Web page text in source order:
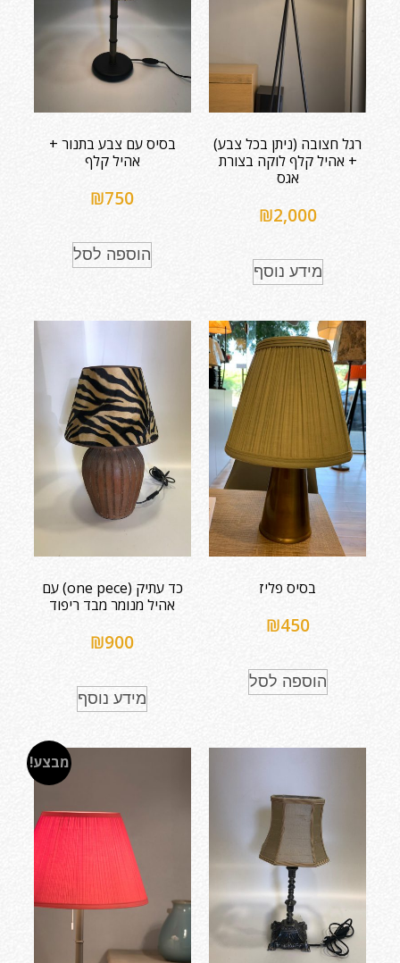
רגל חצובה (ניתן בכל צבע)
+ אהיל קלף לוקה בצורת
אגס
₪2,000
מידע נוסף
בסיס עם צבע בתנור +
אהיל קלף
₪750
הוספה לסל
בסיס פליז
₪450
הוספה לסל
כד עתיק (one pece) עם
אהיל מנומר מבד ריפוד
₪900
מידע נוסף
מבצע!